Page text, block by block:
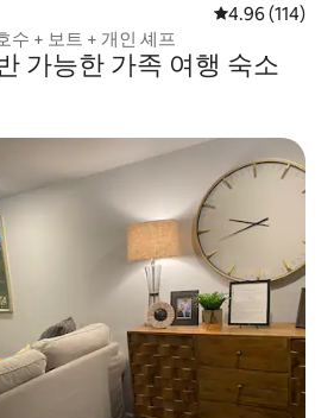
평점 4.96점(5
4.96 (114)
수 + 보트 + 개인 셰프
가능한 가족 여행 숙소